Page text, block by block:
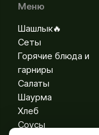
Меню
Шашлык🔥
Сеты
Горячие блюда и
гарниры
Салаты
Шаурма
Хлеб
Соусы